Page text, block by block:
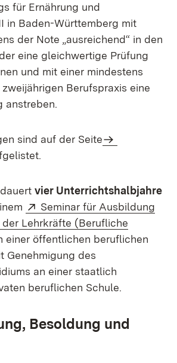
für Ernährung und
in Baden-Württemberg mit
der Note „ausreichend“ in den
eine gleichwertige Prüfung
und mit einer mindestens
Berufspraxis eine
anstreben.
sind auf der Seite
vier Unterrichtshalbjahre
Extern:
Seminar für Ausbildung
Lehrkräfte (Berufliche
in neuem Fenster)
einer öffentlichen beruflichen
Genehmigung des
an einer staatlich
beruflichen Schule.
Besoldung und